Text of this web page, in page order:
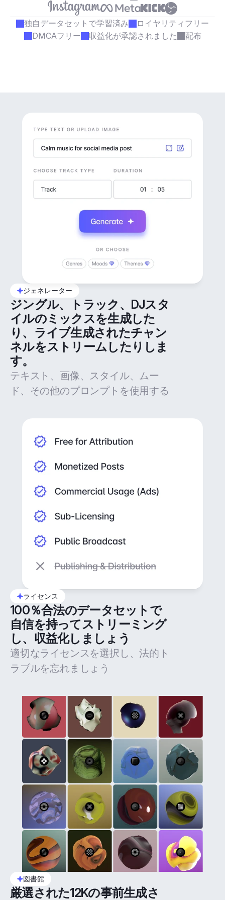
独自データセットで学習済み
ロイヤリティフリー
DMCAフリー
収益化が承認されました 配布
ジェネレーター
ジングル、トラック、DJスタ
イルのミックスを生成した
り、ライブ生成されたチャン
ネルをストリームしたりしま
す。
テキスト、画像、スタイル、ムー
ド、その他のプロンプトを使用する
ライセンス
100％合法のデータセットで
自信を持ってストリーミング
し、収益化しましょう
適切なライセンスを選択し、法的ト
ラブルを忘れましょう
図書館
厳選された12Kの事前生成さ